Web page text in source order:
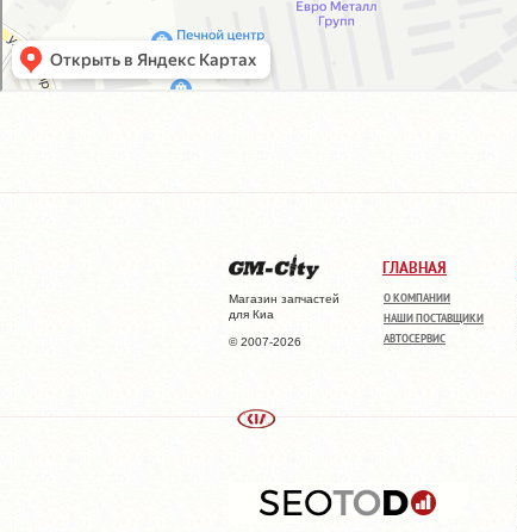
Магазин запчастей
для Киа
© 2007-2026
ГЛАВНАЯ
О КОМПАНИИ
НАШИ ПОСТАВЩИКИ
АВТОСЕРВИС